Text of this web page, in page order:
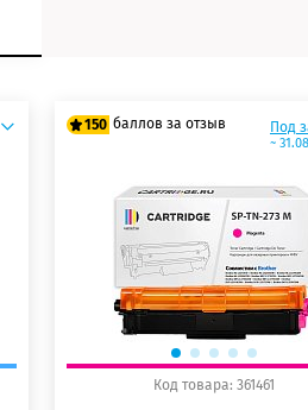
150 баллов за отзыв
125 баллов
150 баллов
Под
~
Код товара: 361461